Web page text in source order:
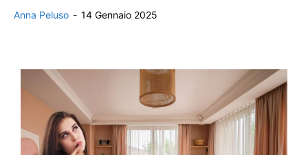
Anna Peluso - 14 Gennaio 2025